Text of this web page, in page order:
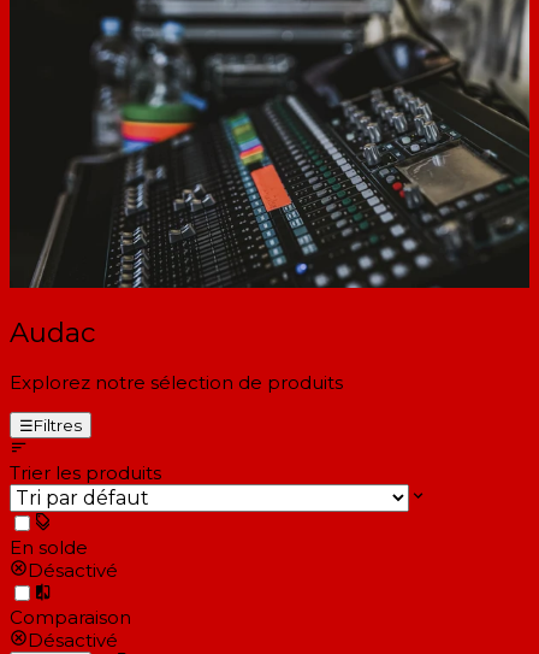
Audac
Explorez notre sélection de produits
☰Filtres
Trier les produits
En solde
Désactivé
Comparaison
Désactivé